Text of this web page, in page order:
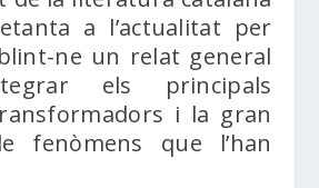
a l’actualitat per
ne un relat general
els principals
i la gran
fenòmens que l’han